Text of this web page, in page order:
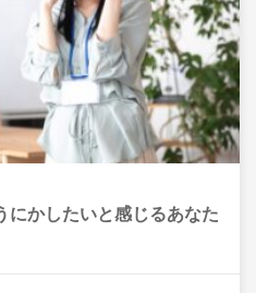
にかしたいと感じるあなた